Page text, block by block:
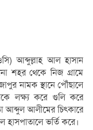
আব্দুল্লাহ আল হাসান
শহর থেকে নিজ গ্রামে
নামক স্থানে পৌঁছালে
লক্ষ্য করে গুলি করে
আব্দুল আলীমের চিৎকারে
হাসপাতালে ভর্তি করে।